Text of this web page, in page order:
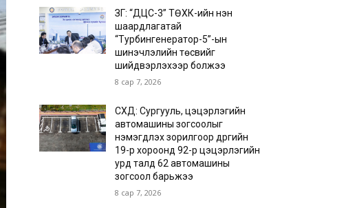
ЗГ: “ДЦС-3” ТӨХК-ийн нэн
шаардлагатай
“Турбингенератор-5”-ын
шинэчлэлийн төсвийг
шийдвэрлэхээр болжээ
8 сар 7, 2026
СХД: Сургууль, цэцэрлэгийн
автомашины зогсоолыг
нэмэгдүүлэх зорилгоор дүүргийн
19-р хороонд 92-р цэцэрлэгийн
урд талд 62 автомашины
зогсоол барьжээ
8 сар 7, 2026